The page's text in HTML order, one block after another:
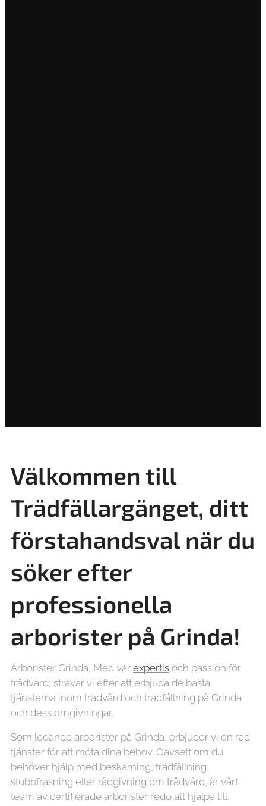
Välkommen till
Trädfällargänget, ditt
förstahandsval när du
söker efter
professionella
arborister på Grinda!
Arborister Grinda, Med vår expertis och passion för
trädvård, strävar vi efter att erbjuda de bästa
tjänsterna inom trädvård och trädfällning på Grinda
och dess omgivningar..
Som ledande arborister på Grinda, erbjuder vi en rad
tjänster för att möta dina behov. Oavsett om du
behöver hjälp med beskärning, trädfällning,
stubbfräsning eller rådgivning om trädvård, är vårt
team av certifierade arborister redo att hjälpa till.